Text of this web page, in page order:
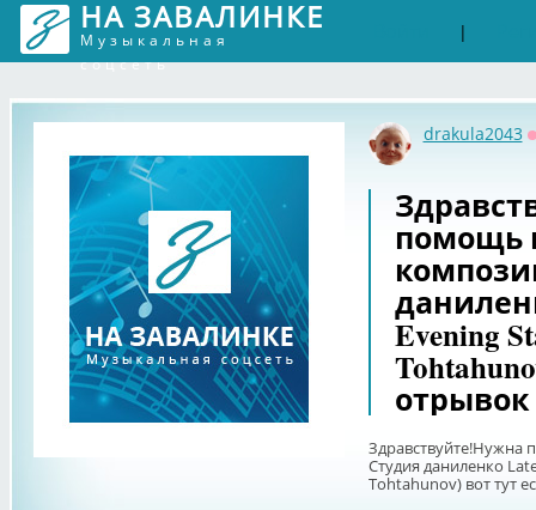
НА ЗАВАЛИНКЕ
Музыкальная
соцсеть
|
drakula2043
помощь
Evening
отрывок
Здравствуйте!Нужна
Студия даниленко
Tohtahunov) вот тут